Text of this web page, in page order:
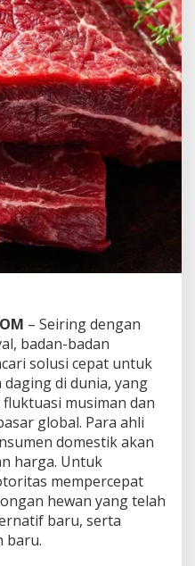
– Seiring dengan
badan-badan
solusi cepat untuk
di dunia, yang
musiman dan
global. Para ahli
domestik akan
harga. Untuk
mempercepat
hewan yang telah
baru, serta
baru.